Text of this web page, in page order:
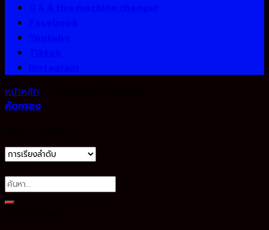
หน้าหลัก
คัดกรอง
ค้นหา: